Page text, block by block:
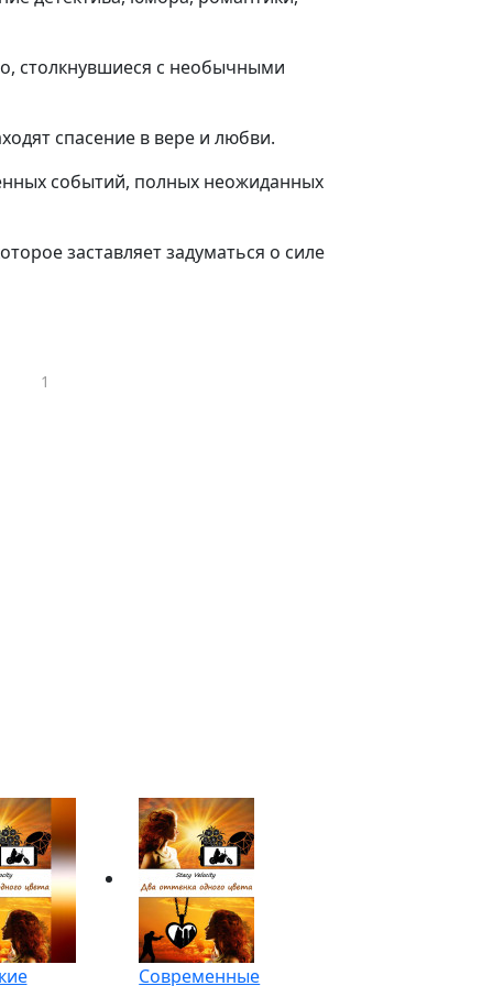
столкнувшиеся с необычными
спасение в вере и любви.
событий, полных неожиданных
заставляет задуматься о силе
1
Современные